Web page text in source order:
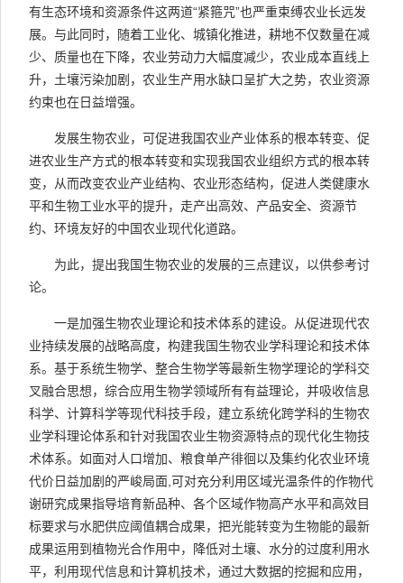
有生态环境和资源条件这两道“紧箍咒”也严重束缚农业长远发
展。与此同时，随着工业化、城镇化推进，耕地不仅数量在减
少、质量也在下降，农业劳动力大幅度减少，农业成本直线上
升，土壤污染加剧，农业生产用水缺口呈扩大之势，农业资源
约束也在日益增强。
发展生物农业，可促进我国农业产业体系的根本转变、促
进农业生产方式的根本转变和实现我国农业组织方式的根本转
变，从而改变农业产业结构、农业形态结构，促进人类健康水
平和生物工业水平的提升，走产出高效、产品安全、资源节
约、环境友好的中国农业现代化道路。
为此，提出我国生物农业的发展的三点建议，以供参考讨
论。
一是加强生物农业理论和技术体系的建设。从促进现代农
业持续发展的战略高度，构建我国生物农业学科理论和技术体
系。基于系统生物学、整合生物学等最新生物学理论的学科交
叉融合思想，综合应用生物学领域所有有益理论，并吸收信息
科学、计算科学等现代科技手段，建立系统化跨学科的生物农
业学科理论体系和针对我国农业生物资源特点的现代化生物技
术体系。如面对人口增加、粮食单产徘徊以及集约化农业环境
代价日益加剧的严峻局面,可对充分利用区域光温条件的作物代
谢研究成果指导培育新品种、各个区域作物高产水平和高效目
标要求与水肥供应阈值耦合成果，把光能转变为生物能的最新
成果运用到植物光合作用中，降低对土壤、水分的过度利用水
平，利用现代信息和计算机技术，通过大数据的挖掘和应用，